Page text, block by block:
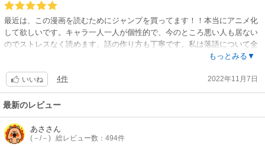
そんな難しい題材を、スルスルと読めるのに、落語の魅力も、その奥深さ
も、色鮮やかに描かれているのが本当にすごい。。。
落語界に厳然と存在する身分制度に、ファイターなJKが挑む下剋上。
すっっっごく、面白いです。一度読み始めたら止まらない。
現在１巻無料。3/16まで
最近は、この漫画を読むためにジャンプを買ってます！！本当にアニメ化
して欲しいです。キャラ一人一人が個性的で、今のところ悪い人も居ない
のでストレスなく読めます。話の作り方も丁寧です。私は落語について全
然知らない状態で読んだのですが、説明が分かりやすいためスッと入って
現するのは難しいのではないか…と、最初は思っていました。が、それを
上回るほどの画力とコマ割りの上手さで、一気に噺へと引き込まれます。
落語なんてわからないしな…と思ってる方、大丈夫です。絶対楽しんで読
めますよ。悩んでいる方は読んでみた方がいいです！
もっとみる▼
いいね 4件 2022年11月7日
最新のレビュー
あさ さん
(－/－) 総レビュー数：494件